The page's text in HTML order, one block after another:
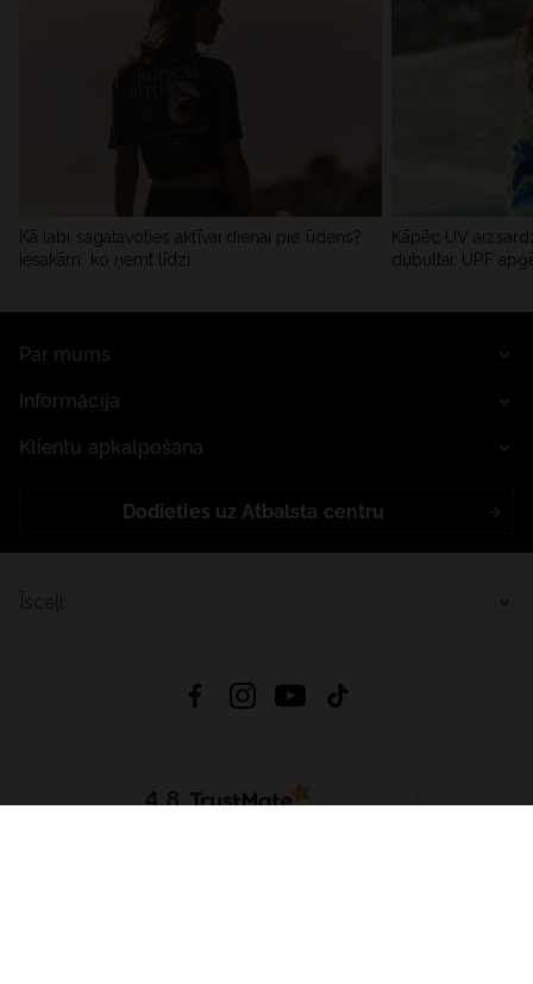
Kā labi sagatavoties aktīvai dienai pie ūdens?
Iesakām, ko ņemt līdzi
Kāpēc UV
dubultai: UPF
Par mums
Informācija
Klientu apkalpošana
Dodieties uz Atbalsta centru
4.8